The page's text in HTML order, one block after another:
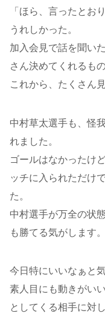
「ほら、言ったとお
うれしかった。
加入会見で話を聞い
さん決めてくれるも
これから、たくさん
中村草太選手も、怪
れました。
ゴールはなかったけ
ッチに入られただけ
た。
中村選手が万全の状
も勝てる気がします。
今日特にいいなぁと
素人目にも動きがい
としてくる相手に対